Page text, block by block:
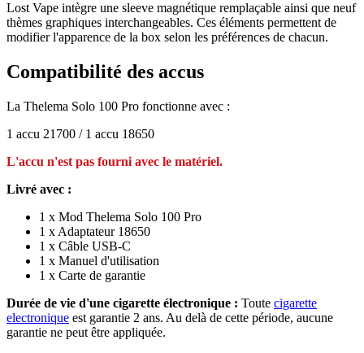
Lost Vape intègre une sleeve magnétique remplaçable ainsi que neuf
thèmes graphiques interchangeables. Ces éléments permettent de
modifier l'apparence de la box selon les préférences de chacun.
Compatibilité des accus
La Thelema Solo 100 Pro fonctionne avec :
1 accu 21700 / 1 accu 18650
L'accu n'est pas fourni avec le matériel.
Livré avec :
1 x Mod Thelema Solo 100 Pro
1 x Adaptateur 18650
1 x Câble USB-C
1 x Manuel d'utilisation
1 x Carte de garantie
Durée de vie d'une cigarette électronique : Toute cigarette
electronique est garantie 2 ans. Au delà de cette période, aucune
garantie ne peut être appliquée.